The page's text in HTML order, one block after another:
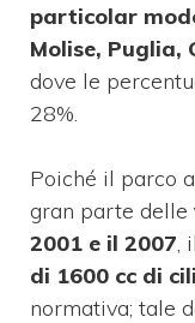
particolar
Molise, Puglia,
dove le
28%.
Poiché il parco
gran parte delle
2001 e il 2007
di 1600 cc di
normativa; tale